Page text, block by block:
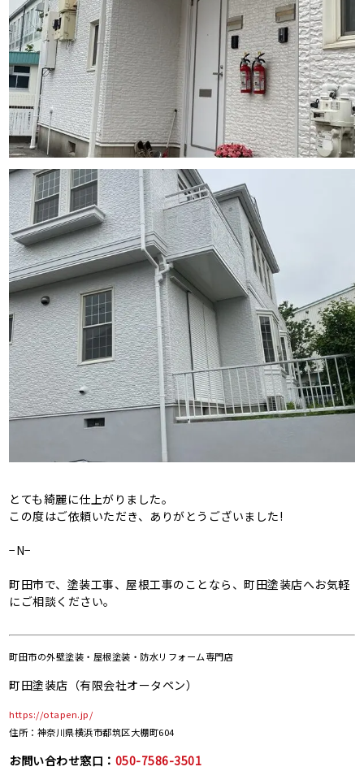
とても綺麗に仕上がりました。
この度はご依頼いただき、ありがとうございました!
−N−
町田市で、塗装工事、屋根工事のことなら、町田塗装店へお気軽
にご相談ください。
町田市の外壁塗装・屋根塗装・防水リフォーム専門店
町田塗装店（有限会社オータペン）
https://otapen.jp/
住所：神奈川県横浜市都筑区大棚町604
お問い合わせ窓口： 050-7586-3501